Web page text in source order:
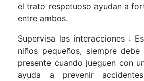
el trato respetuoso ayudan a
entre ambos.
Supervisa las interacciones :
niños pequeños, siempre
presente cuando jueguen con
ayuda a prevenir